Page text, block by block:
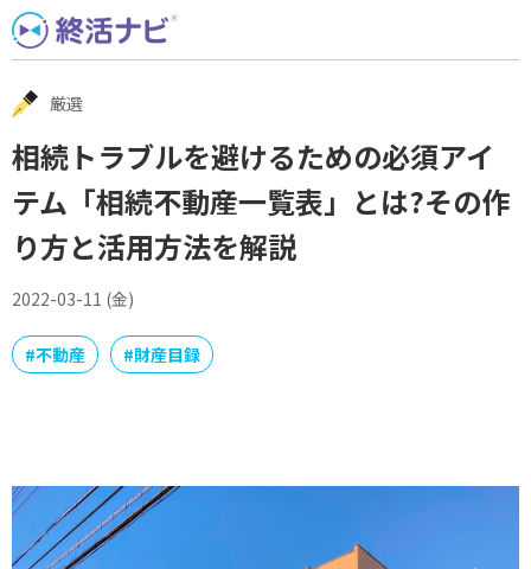
Skip
to
content
厳選
相続トラブルを避けるための必須アイ
テム「相続不動産一覧表」とは?その作
り方と活用方法を解説
2022-03-11 (金)
#不動産 #財産目録